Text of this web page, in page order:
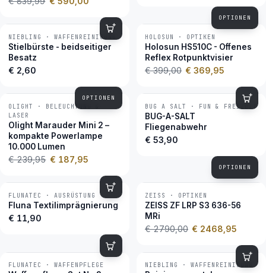
OPTIONEN
BESTSELLER
NIEBLING · WAFFENREINIGUNG
Stielbürste - beidseitiger
Besatz
€ 2,60
OPTIONEN
−7 %
HOLOSUN · OPTIKEN
Holosun HS510C - Offenes
Reflex Rotpunktvisier
€ 399,00 € 369,95
−22 %
OLIGHT · BELEUCHTUNG &
LASER
Olight Marauder Mini 2 –
kompakte Powerlampe
10.000 Lumen
€ 239,95 € 187,95
BESTSELLER
BUG A SALT · FUN & FREIZEIT
BUG-A-SALT
Fliegenabwehr
€ 53,90
OPTIONEN
BESTSELLER
FLUNATEC · AUSRÜSTUNG
Fluna Textilimprägnierung
€ 11,90
−12 %
ZEISS · OPTIKEN
ZEISS ZF LRP S3 636-56
MRi
€ 2790,00 € 2468,95
BESTSELLER
FLUNATEC · WAFFENPFLEGE BESTSELLER
NIEBLING · WAFFENREINIGUNG